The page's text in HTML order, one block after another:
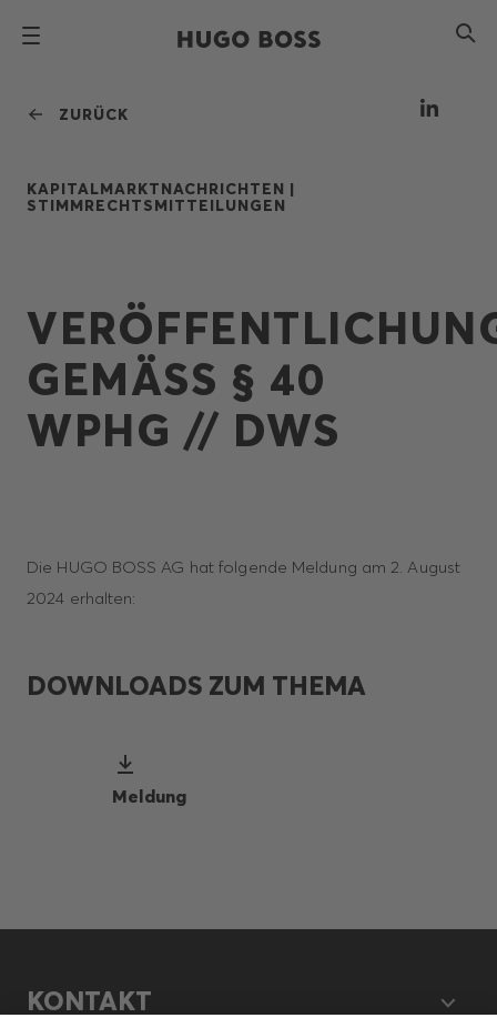
ZURÜCK
KAPITALMARKTNACHRICHTEN |
STIMMRECHTSMITTEILUNGEN
GEMÄSS § 40
WPHG // DWS
Die HUGO BOSS AG hat folgende Meldung am 2. August
2024 erhalten:
DOWNLOADS ZUM THEMA
Meldung
KONTAKT